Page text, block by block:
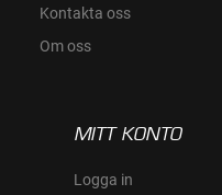
Kontakta oss
Om oss
MITT KONTO
Logga in